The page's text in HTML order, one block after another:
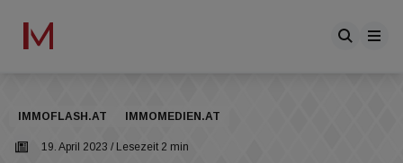
IMMOFLASH.AT IMMOMEDIEN.AT
19. April 2023 / Lesezeit 2 min